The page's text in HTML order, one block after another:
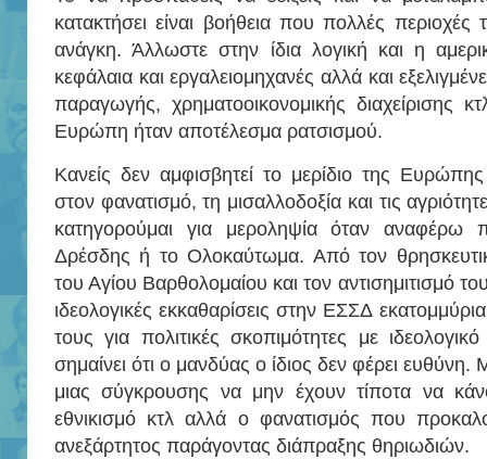
κατακτήσει είναι βοήθεια που πολλές
ανάγκη. Άλλωστε στην ίδια λογική και η
κεφάλαια και εργαλειομηχανές αλλά και
παραγωγής, χρηματοοικονομικής διαχείρισης
Ευρώπη ήταν αποτέλεσμα ρατσισμού.
Κανείς δεν αμφισβητεί το μερίδιο της
στον φανατισμό, τη μισαλλοδοξία και τις
κατηγορούμαι για μεροληψία όταν αναφέρω
Δρέσδης ή το Ολοκαύτωμα. Από τον
του Αγίου Βαρθολομαίου και τον αντισημιτισμό
ιδεολογικές εκκαθαρίσεις στην ΕΣΣΔ
τους για πολιτικές σκοπιμότητες με
σημαίνει ότι ο μανδύας ο ίδιος δεν φέρει ευθύνη.
μιας σύγκρουσης να μην έχουν τίποτα να
εθνικισμό κτλ αλλά ο φανατισμός που
ανεξάρτητος παράγοντας διάπραξης θηριωδιών.